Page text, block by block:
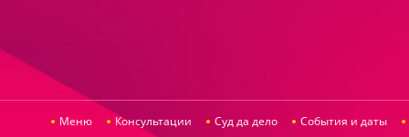
Меню Консультации Суд да дело События и даты